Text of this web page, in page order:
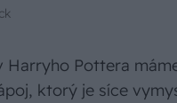
Harryho Pottera
ktorý je síce